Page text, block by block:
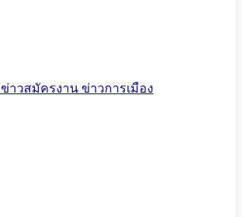
ข่าวสมัครงาน ข่าวการเมือง